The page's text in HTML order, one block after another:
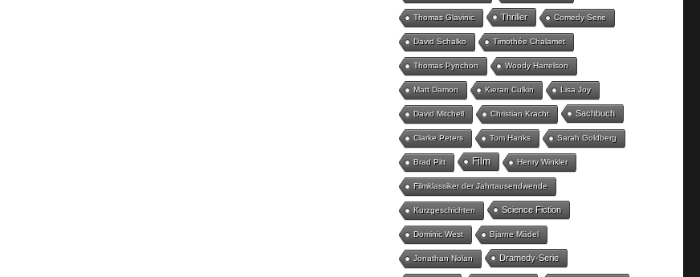
Thomas Glavinic Thriller Comedy-Serie
David Schalko Timothée Chalamet
Thomas Pynchon Woody Harrelson
Matt Damon Kieran Culkin Lisa Joy
David Mitchell Christian Kracht Sachbuch
Clarke Peters Tom Hanks Sarah Goldberg
Brad Pitt Film Henry Winkler
Filmklassiker der Jahrtausendwende
Kurzgeschichten Science Fiction
Dominic West Bjarne Mädel
Jonathan Nolan Dramedy-Serie